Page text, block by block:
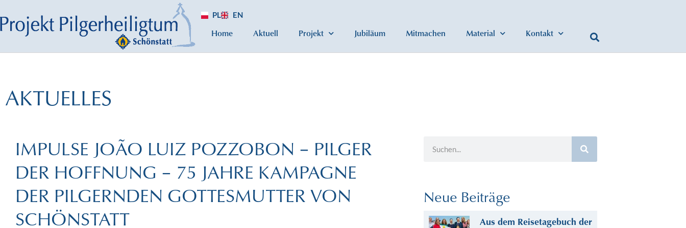
PL EN
Home Aktuell Projekt Jubiläum Mitmachen Material Kontakt
AKTUELLES
IMPULSE JOÃO LUIZ POZZOBON – PILGER
DER HOFFNUNG – 75 JAHRE KAMPAGNE
DER PILGERNDEN GOTTESMUTTER VON
SCHÖNSTATT
Neue Beiträge
Aus dem Reisetagebuch der